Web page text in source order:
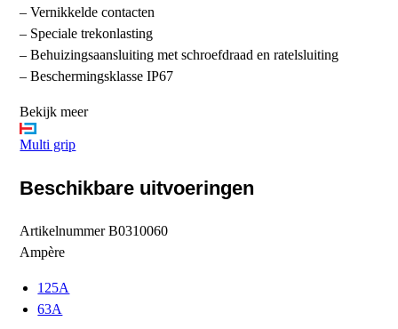
– Vernikkelde contacten
– Speciale trekonlasting
– Behuizingsaansluiting met schroefdraad en ratelsluiting
– Beschermingsklasse IP67
Bekijk meer
Multi grip
Beschikbare uitvoeringen
ArtikelnummerB0310060
Ampère
125A
63A